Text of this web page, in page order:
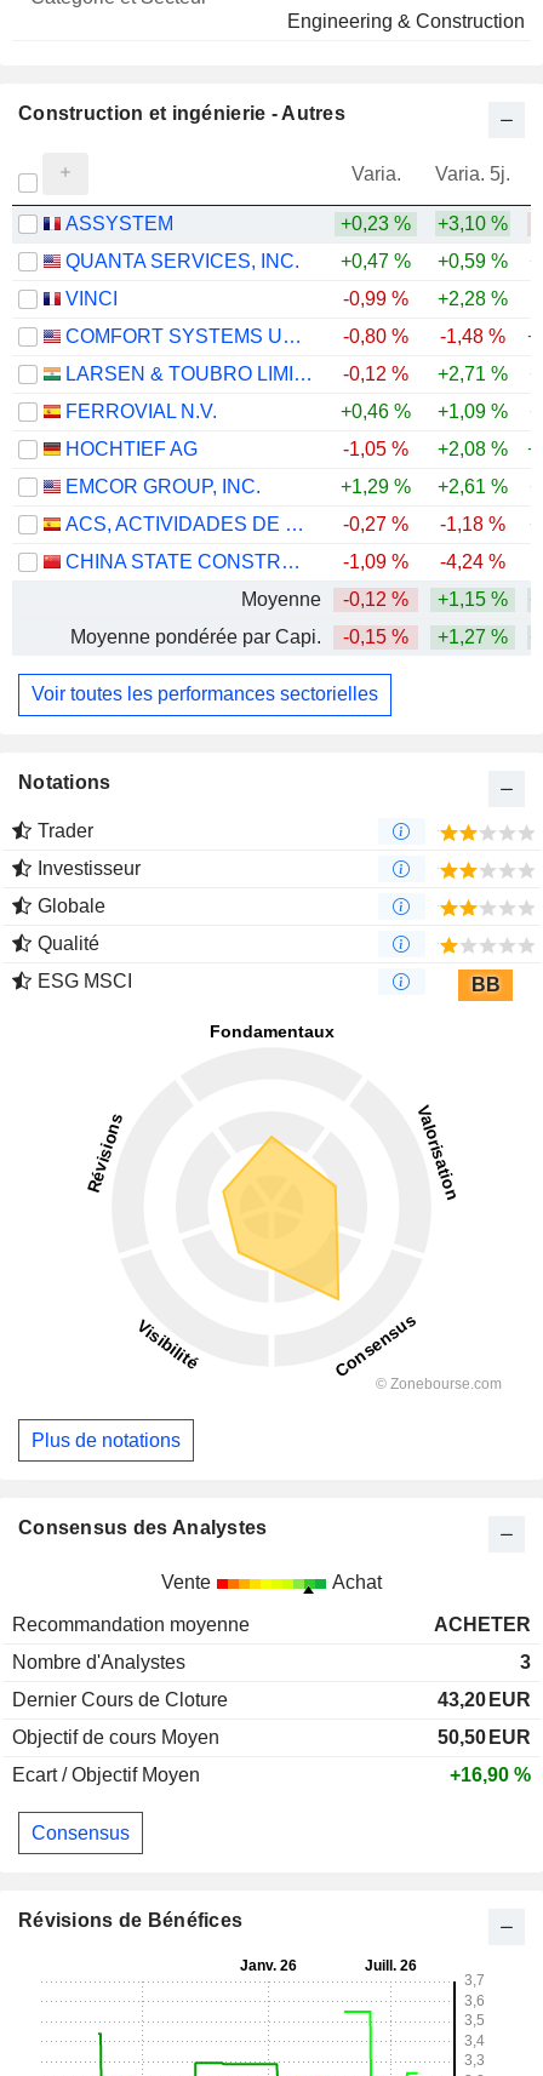
Engineering & Construction
Construction et ingénierie - Autres
Varia. Varia. 5j.
ASSYSTEM +0,23 % +3,10 %
QUANTA SERVICES, INC.
+0,47 % +0,59 %
VINCI
-0,99 % +2,28 %
COMFORT SYSTEMS USA, INC.
-0,80 % -1,48 %
LARSEN & TOUBRO LIMITED
-0,12 % +2,71 %
FERROVIAL N.V.
+0,46 % +1,09 %
HOCHTIEF AG
-1,05 % +2,08 %
EMCOR GROUP, INC.
+1,29 % +2,61 %
ACS, ACTIVIDADES DE CONSTRUCCIÓN Y SERVICIOS, S.A.
-0,27 % -1,18 %
CHINA STATE CONSTRUCTION ENGINEERING CORPORATION LIMITED
-1,09 % -4,24 %
Moyenne
-0,12 % +1,15 %
Moyenne pondérée par Capi.
-0,15 % +1,27 %
Voir toutes les performances sectorielles
Notations
Trader
Investisseur
Globale
Qualité
ESG MSCI
BB
Plus de notations
Consensus des Analystes
Vente Achat
Recommandation moyenne
ACHETER
Nombre d'Analystes
3
Dernier Cours de Cloture
43,20 EUR
Objectif de cours Moyen
50,50 EUR
Ecart / Objectif Moyen
+16,90 %
Consensus
Révisions de Bénéfices